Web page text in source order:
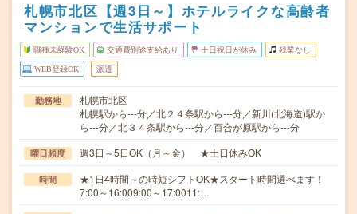
札幌市北区【週3日～】ホテルライクな高齢者
マンションで生活サポート
職種未経験OK 交通費別途支給あり 土日祝日が休み 残業なし
WEB登録OK 派遣
勤務地
札幌市北区
札幌駅から---分／北２４条駅から---分／新川(北海道)駅か
ら---分／北３４条駅から---分／百合が原駅から---分
曜日頻度 週3日～5日OK（月～金） ★土日休みOK
時間
★1日4時間～の時短シフトOK★スタート時間選べます！
7:00～16:009:00～17:0011:…